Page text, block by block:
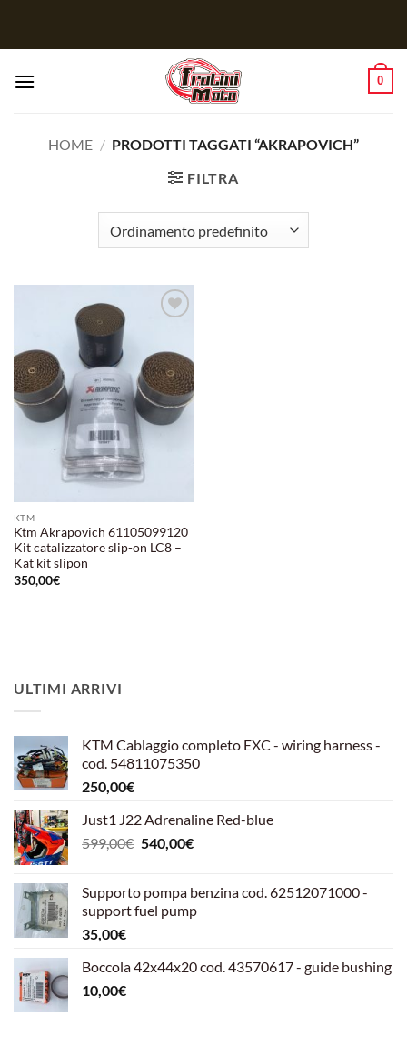
0
HOME / PRODOTTI TAGGATI “AKRAPOVICH”
FILTRA
dei
desideri
KTM
Ktm Akrapovich 61105099120
Kit catalizzatore slip-on LC8 –
Kat kit slipon
350,00€
ULTIMI ARRIVI
KTM Cablaggio completo EXC - wiring harness -
cod. 54811075350
250,00€
Just1 J22 Adrenaline Red-blue
599,00€ Il
era:
599,00€.
540,00€Il
è:
540,00€.
Supporto pompa benzina cod. 62512071000 -
support fuel pump
35,00€
Boccola 42x44x20 cod. 43570617 - guide bushing
10,00€